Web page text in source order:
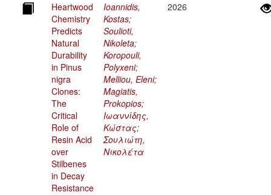
Heartwood
Chemistry
Predicts
Natural
Durability
in Pinus
nigra
Clones:
The
Critical
Role of
Resin Acid
over
Stilbenes
in Decay
Resistance
Ioannidis,
Kostas;
Soulioti,
Nikoleta;
Koropouli,
Polyxeni;
Melliou, Eleni;
Magiatis,
Prokopios;
Ιωαννίδης,
Κώστας;
Σουλιώτη,
Νικολέτα
2026